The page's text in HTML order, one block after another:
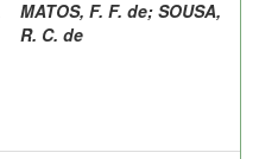
MATOS, F. F. de; SOUSA,
R. C. de